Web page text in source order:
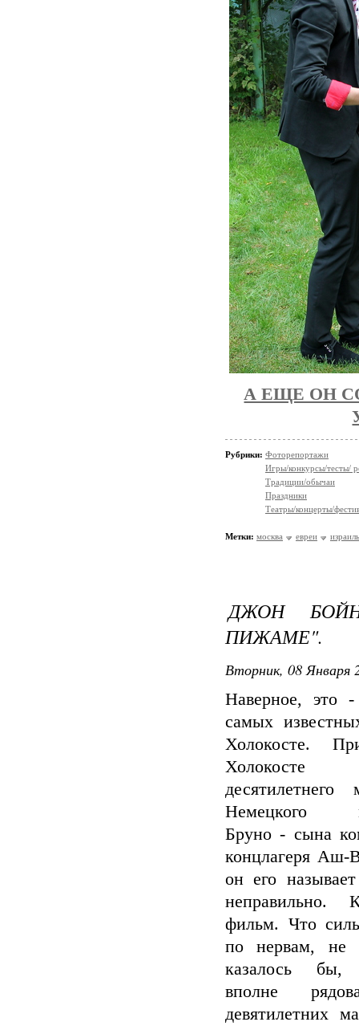
А ЕЩЕ ОН
Рубрики: Фоторепортажи
Игры/конкурсы/тесты/
Традиции/обычаи
Праздники
Театры/концерты/
Метки: москва евреи израиль
ДЖОН
ПИЖАМЕ".
Вторник, 08 Января
Наверное, это
самых
Холокосте.
Холокосте
десятилетнего
Немецкого
Бруно - сына
концлагеря Аш-
он его
неправильно.
фильм. Что
по нервам,
казалось бы,
вполне
девятилетних